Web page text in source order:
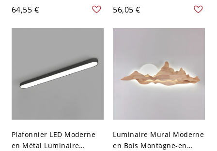
en Métal Luminaire Mural
pour Couloir - Montage
Encastré 110 V-120 V
64,55 €
Cuivre Rouge Vieilli
Métallique Applique LED à
1 Tête Style Industriel -
56,05 €
Plafonnier LED Moderne
en Métal Luminaire
Luminaire Mural Moderne
en Bois Montagne-en